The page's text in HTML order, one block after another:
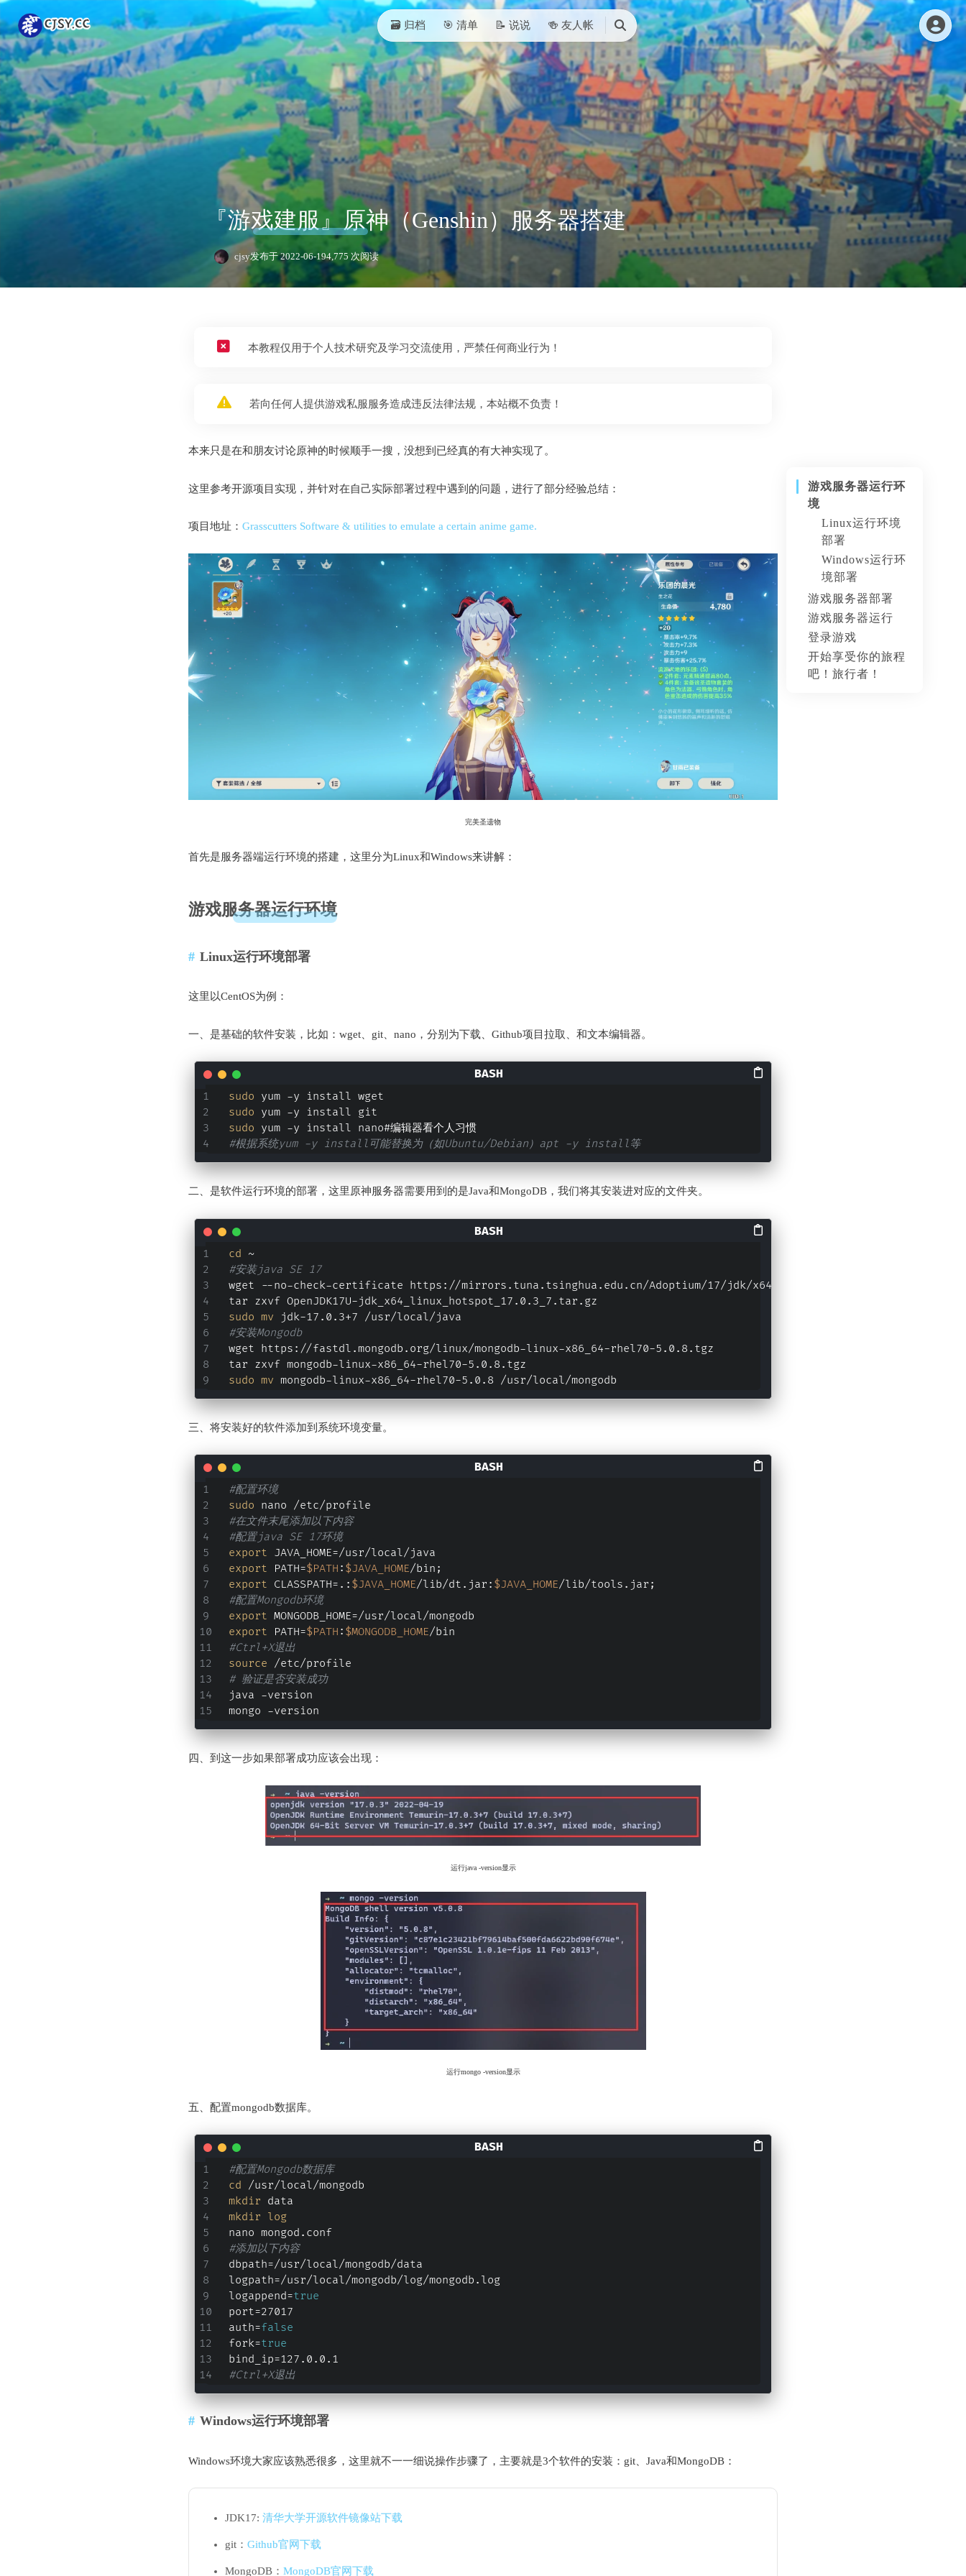
🗃️ 归档 🎯 清单 📝 说说 🍻 友人帐
搜
索
『游戏建服』原神（Genshin）服务器搭建
cjsy发布于 2022-06-194,775 次阅读
本教程仅用于个人技术研究及学习交流使用，严禁任何商业行为！
若向任何人提供游戏私服服务造成违反法律法规，本站概不负责！
本来只是在和朋友讨论原神的时候顺手一搜，没想到已经真的有大神实现了。
这里参考开源项目实现，并针对在自己实际部署过程中遇到的问题，进行了部分经验总结：
项目地址： Grasscutters Software & utilities to emulate a certain anime game.
完美圣遗物
首先是服务器端运行环境的搭建，这里分为Linux和Windows来讲解：
游戏服务器运行环境
Linux运行环境部署
这里以CentOS为例：
一、是基础的软件安装，比如：wget、git、nano，分别为下载、Github项目拉取、和文本编辑器。
sudo yum -y install wget
sudo yum -y install git
sudo yum -y install nano#编辑器看个人习惯
#根据系统yum -y install可能替换为（如Ubuntu/Debian）apt -y install等
二、是软件运行环境的部署，这里原神服务器需要用到的是Java和MongoDB，我们将其安装进对应的文件夹。
cd ~
#安装java SE 17
wget --no-check-certificate https://mirrors.tuna.tsinghua.edu.cn/Adoptium/17/jdk/x64/linux/OpenJDK17U-
tar zxvf OpenJDK17U-jdk_x64_linux_hotspot_17.0.3_7.tar.gz
sudo mv jdk-17.0.3+7 /usr/local/java
#安装Mongodb
wget https://fastdl.mongodb.org/linux/mongodb-linux-x86_64-rhel70-5.0.8.tgz
tar zxvf mongodb-linux-x86_64-rhel70-5.0.8.tgz
sudo mv mongodb-linux-x86_64-rhel70-5.0.8 /usr/local/mongodb
三、将安装好的软件添加到系统环境变量。
#配置环境
sudo nano /etc/profile
#在文件末尾添加以下内容
#配置java SE 17环境
export JAVA_HOME=/usr/local/java
export PATH=$PATH : $JAVA_HOME/bin;
export CLASSPATH=.: $JAVA_HOME/lib/dt.jar: $JAVA_HOME/lib/tools.jar;
#配置Mongodb环境
export MONGODB_HOME=/usr/local/mongodb
export PATH=$PATH : $MONGODB_HOME/bin
#Ctrl+X退出
source /etc/profile
# 验证是否安装成功
java -version
mongo -version
四、到这一步如果部署成功应该会出现：
运行java -version显示
运行mongo -version显示
五、配置mongodb数据库。
#配置Mongodb数据库
cd /usr/local/mongodb
mkdir data
mkdir log
nano mongod.conf
#添加以下内容
dbpath=/usr/local/mongodb/data
logpath=/usr/local/mongodb/log/mongodb.log
logappend=true
port=27017
auth=false
fork=true
bind_ip=127.0.0.1
#Ctrl+X退出
Windows运行环境部署
Windows环境大家应该熟悉很多，这里就不一一细说操作步骤了，主要就是3个软件的安装：git、Java和MongoDB：
JDK17: 清华大学开源软件镜像站下载
git： Github官网下载
MongoDB： MongoDB官网下载
游戏服务器运行环
境
Linux运行环境
部署
Windows运行环
境部署
游戏服务器部署
游戏服务器运行
服务器运行准备
服务器运行及参
数
登录游戏
PC客户端运行
准备
开始享受你的旅程
吧！旅行者！